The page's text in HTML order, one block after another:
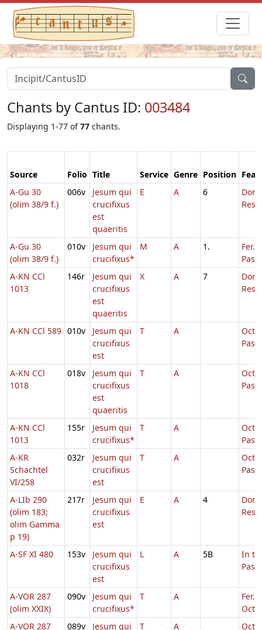
Chants by Cantus ID: 003484
Displaying 1-77 of77 chants.
Source Folio Title Service Genre Position
A-Gu 30
(olim 38/9 f.)
006v
Jesum qui
crucifixus
est
quaeritis
E A 6
Dom.
A-Gu 30
(olim 38/9 f.)
010v
Jesum qui
crucifixus*
M A 1.
Fer.
A-KN CCl
1013
146r
Jesum qui
crucifixus
est
quaeritis
X A 7
Dom.
A-KN CCl 589 010v
Jesum qui
crucifixus
est
T A
A-KN CCl
1018
018v
Jesum qui
crucifixus
est
quaeritis
T A
A-KN CCl
1013
155r
Jesum qui
crucifixus*
T A
A-KR
Schachtel
VI/258
032r
Jesum qui
crucifixus
est
T A
A-LIb 290
(olim 183;
olim Gamma
p 19)
217r
Jesum qui
crucifixus
est
E A 4
Dom.
A-SF XI 480 153v
Jesum qui
crucifixus
est
L A 5B
In
A-VOR 287
(olim XXIX)
090v
Jesum qui
crucifixus*
T A
Fer.
A-VOR 287
089v
Jesum qui
T A